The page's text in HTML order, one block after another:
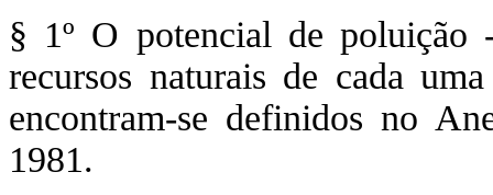
§ 1º O potencial de
recursos naturais de cada
encontram-se definidos no
1981.